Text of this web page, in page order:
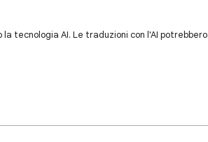
tecnologia AI. Le traduzioni con l'AI potrebbero